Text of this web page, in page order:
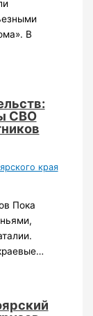
В
СВО
края
Пока